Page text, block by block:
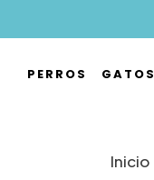
to
mainPERROS GATOS
Inicio